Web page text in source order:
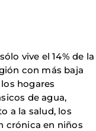
vive el 14% de la
con más baja
hogares
de agua,
a la salud, los
crónica en niños